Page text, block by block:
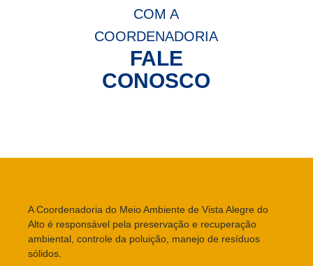
COM A
COORDENADORIA
FALE
CONOSCO
A Coordenadoria do Meio Ambiente de Vista Alegre do
Alto é responsável pela preservação e recuperação
ambiental, controle da poluição, manejo de resíduos
sólidos.